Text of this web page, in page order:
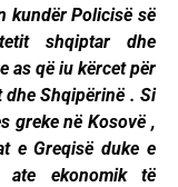
kundër Policisë së
shqiptar dhe
as që iu kërcet për
Shqipërinë . Si
greke në Kosovë ,
e Greqisë duke e
ate ekonomik të